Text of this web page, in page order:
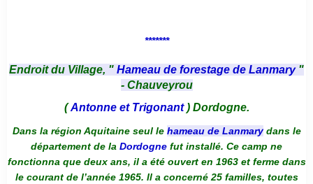
*******
Endroit du Village, " Hameau de forestage de Lanmary "
- Chauveyrou
(Antonne et Trigonant) Dordogne.
Dans la région Aquitaine seul le hameau de Lanmarydans le
département de la Dordogne fut installé. Ce camp ne
fonctionna que deux ans, il a été ouvert en 1963 et ferme dans
le courant de l’année 1965. Il a concerné 25 familles, toutes